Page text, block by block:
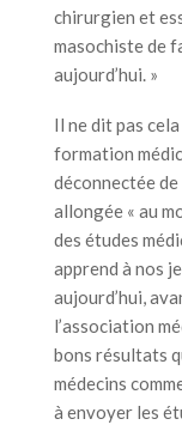
chirurgien et
masochiste de
aujourd’hui. »
Il ne dit pas
formation
déconnectée
allongée « au
des études
apprend à nos
aujourd’hui,
l’association
bons résultats
médecins
à envoyer les